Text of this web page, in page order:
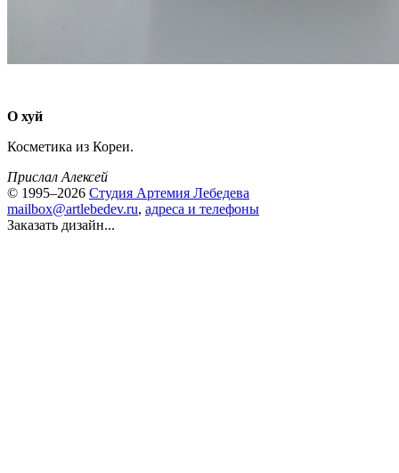
О хуй
Косметика из Кореи.
Прислал Алексей
© 1995–2026 Студия Артемия Лебедева
mailbox@artlebedev.ru, адреса и телефоны
Заказать дизайн...